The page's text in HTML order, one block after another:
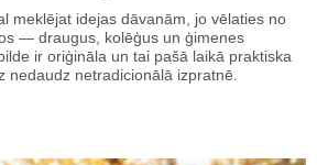
meklējat idejas dāvanām, jo vēlaties no
— draugus, kolēģus un ģimenes
ir oriģināla un tai pašā laikā praktiska
nedaudz netradicionālā izpratnē.